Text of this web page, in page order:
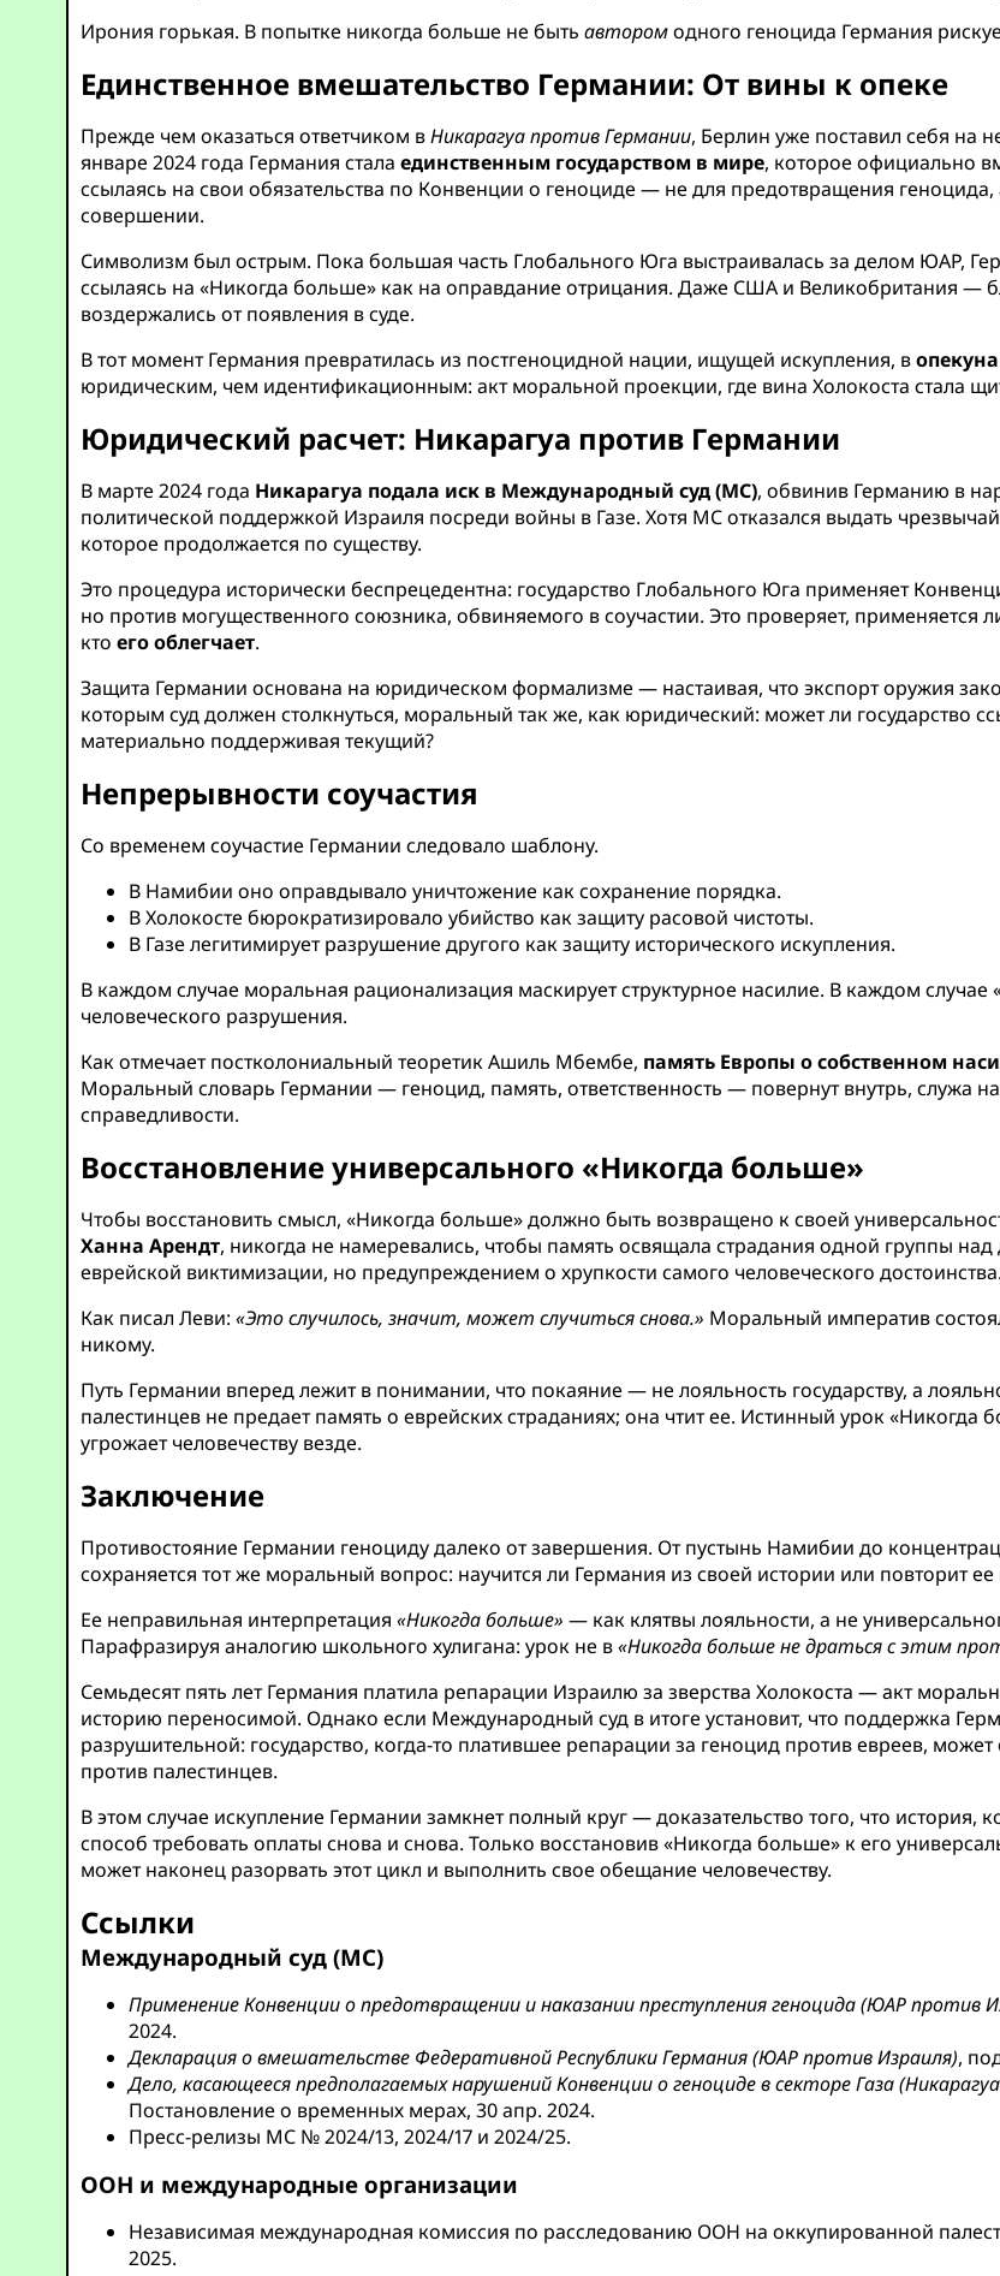
Ирония горькая. В попытке никогда больше не бытьавторомодного геноцида Германия
Единственное вмешательство Германии: От вины к опеке
Прежде чем оказаться ответчиком вНикарагуа против Германии, Берлин уже поставил себя на
январе 2024 года Германия сталаединственным государством в мире, которое официально
ссылаясь на свои обязательства по Конвенции о геноциде — не для предотвращения
совершении.
Символизм был острым. Пока большая часть Глобального Юга выстраивалась за делом ЮАР,
ссылаясь на «Никогда больше» как на оправдание отрицания. Даже США и Великобритания
воздержались от появления в суде.
В тот момент Германия превратилась из постгеноцидной нации, ищущей искупления, в
юридическим, чем идентификационным: акт моральной проекции, где вина Холокоста стала
Юридический расчет: Никарагуа против Германии
В марте 2024 года Никарагуа подала иск в Международный суд (МС), обвинив Германию в
политической поддержкой Израиля посреди войны в Газе. Хотя МС отказался выдать
которое продолжается по существу.
Это процедура исторически беспрецедентна: государство Глобального Юга применяет
но против могущественного союзника, обвиняемого в соучастии. Это проверяет, применяется
ктоего облегчает.
Защита Германии основана на юридическом формализме — настаивая, что экспорт оружия
которым суд должен столкнуться, моральный так же, как юридический: может ли государство
материально поддерживая текущий?
Непрерывности соучастия
Со временем соучастие Германии следовало шаблону.
В Намибии оно оправдывало уничтожение как сохранение порядка.
В Холокосте бюрократизировало убийство как защиту расовой чистоты.
В Газе легитимирует разрушение другого как защиту исторического искупления.
В каждом случае моральная рационализация маскирует структурное насилие. В каждом случае
человеческого разрушения.
Как отмечает постколониальный теоретик Ашиль Мбембе, память Европы о собственном
Моральный словарь Германии — геноцид, память, ответственность — повернут внутрь, служа
справедливости.
Восстановление универсального «Никогда больше»
Чтобы восстановить смысл, «Никогда больше» должно быть возвращено к своей
Ханна Арендт, никогда не намеревались, чтобы память освящала страдания одной группы
еврейской виктимизации, но предупреждением о хрупкости самого человеческого достоинства.
Как писал Леви:«Это случилось, значит, может случиться снова.» Моральный императив
никому.
Путь Германии вперед лежит в понимании, что покаяние — не лояльность государству, а
палестинцев не предает память о еврейских страданиях; она чтит ее. Истинный урок
угрожает человечеству везде.
Заключение
Противостояние Германии геноциду далеко от завершения. От пустынь Намибии до
сохраняется тот же моральный вопрос: научится ли Германия из своей истории или повторит
Ее неправильная интерпретация«Никогда больше» — как клятвы лояльности, а не
Парафразируя аналогию школьного хулигана: урок не в«Никогда больше не драться с этим
Семьдесят пять лет Германия платила репарации Израилю за зверства Холокоста — акт
историю переносимой. Однако если Международный суд в итоге установит, что поддержка
разрушительной: государство, когда-то платившее репарации за геноцид против евреев,
против палестинцев.
В этом случае искупление Германии замкнет полный круг — доказательство того, что история,
способ требовать оплаты снова и снова. Только восстановив «Никогда больше» к его
может наконец разорвать этот цикл и выполнить свое обещание человечеству.
Ссылки
Международный суд (МС)
Применение Конвенции о предотвращении и наказании преступления геноцида (ЮАР против
2024.
Декларация о вмешательстве Федеративной Республики Германия (ЮАР против Израиля),
Дело, касающееся предполагаемых нарушений Конвенции о геноциде в секторе Газа
Постановление о временных мерах, 30 апр. 2024.
Пресс-релизы МС № 2024/13, 2024/17 и 2024/25.
ООН и международные организации
Независимая международная комиссия по расследованию ООН на оккупированной
2025.